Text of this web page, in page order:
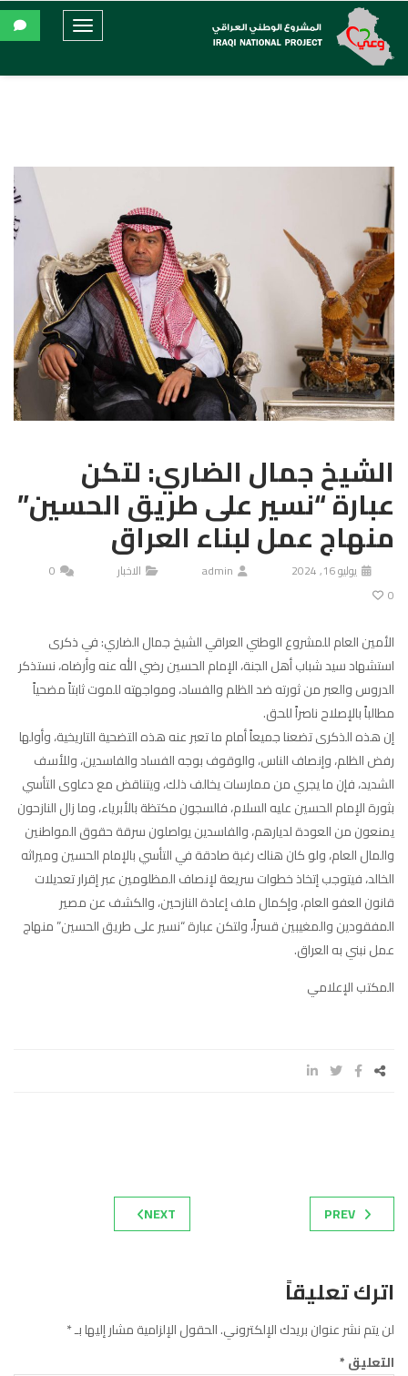
الشيخ جمال الضاري: لتكن
عبارة “نسير على طريق الحسين”
منهاج عمل لبناء العراق
يوليو 16, 2024 admin الاخبار
0
0
الأمين العام للمشروع الوطني العراقي الشيخ جمال الضاري: في ذكرى
استشهاد سيد شباب أهل الجنة، الإمام الحسين رضي الله عنه وأرضاه، نستذكر
الدروس والعبر من ثورته ضد الظلم والفساد، ومواجهته للموت ثابتاً مضحياً
مطالباً بالإصلاح ناصراً للحق.
إن هذه الذكرى تضعنا جميعاً أمام ما تعبر عنه هذه التضحية التاريخية، وأولها
رفض الظلم، وإنصاف الناس، والوقوف بوجه الفساد والفاسدين، وللأسف
الشديد، فإن ما يجري من ممارسات يخالف ذلك، ويتناقض مع دعاوى التأسي
بثورة الإمام الحسين عليه السلام، فالسجون مكتظة بالأبرياء، وما زال النازحون
يمنعون من العودة لديارهم، والفاسدين يواصلون سرقة حقوق المواطنين
والمال العام، ولو كان هناك رغبة صادقة في التأسي بالإمام الحسين وميراثه
الخالد، فيتوجب إتخاذ خطوات سريعة لإنصاف المظلومين عبر إقرار تعديلات
قانون العفو العام، وإكمال ملف إعادة النازحين، والكشف عن مصير
المفقودين والمغيبين قسراً، ولتكن عبارة “نسير على طريق الحسين” منهاج
عمل نبني به العراق.
المكتب الإعلامي
PREV
NEXT
اترك تعليقاً
لن يتم نشر عنوان بريدك الإلكتروني.الحقول الإلزامية مشار إليها بـ*
التعليق*